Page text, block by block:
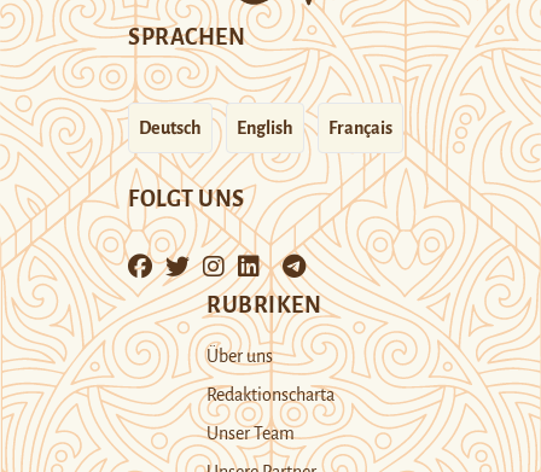
SPRACHEN
Deutsch English Français
FOLGT UNS
RUBRIKEN
Über uns
Redaktionscharta
Unser Team